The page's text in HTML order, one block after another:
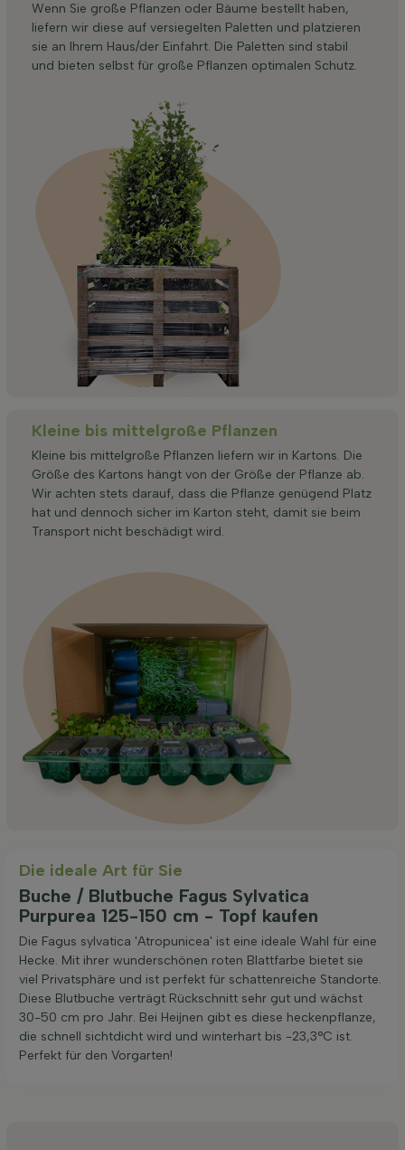
Wenn Sie große Pflanzen oder Bäume bestellt haben,
liefern wir diese auf versiegelten Paletten und platzieren
sie an Ihrem Haus/der Einfahrt. Die Paletten sind stabil
und bieten selbst für große Pflanzen optimalen Schutz.
Kleine bis mittelgroße Pflanzen
Kleine bis mittelgroße Pflanzen liefern wir in Kartons. Die
Größe des Kartons hängt von der Größe der Pflanze ab.
Wir achten stets darauf, dass die Pflanze genügend Platz
hat und dennoch sicher im Karton steht, damit sie beim
Transport nicht beschädigt wird.
Die ideale Art für Sie
Buche / Blutbuche Fagus Sylvatica
Purpurea 125-150 cm - Topf kaufen
Die Fagus sylvatica 'Atropunicea' ist eine ideale Wahl für eine
Hecke. Mit ihrer wunderschönen roten Blattfarbe bietet sie
viel Privatsphäre und ist perfekt für schattenreiche Standorte.
Diese Blutbuche verträgt Rückschnitt sehr gut und wächst
30-50 cm pro Jahr. Bei Heijnen gibt es diese heckenpflanze,
die schnell sichtdicht wird und winterhart bis -23,3°C ist.
Perfekt für den Vorgarten!